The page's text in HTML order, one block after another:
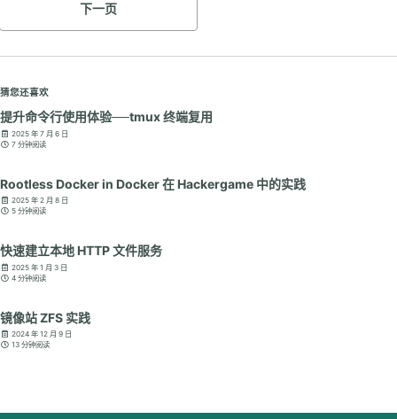
下一页
猜您还喜欢
提升命令行使用体验──tmux 终端复用
2025 年 7 月 6 日
7 分钟阅读
Rootless Docker in Docker 在 Hackergame 中的实践
2025 年 2 月 8 日
5 分钟阅读
快速建立本地 HTTP 文件服务
2025 年 1 月 3 日
4 分钟阅读
镜像站 ZFS 实践
2024 年 12 月 9 日
13 分钟阅读